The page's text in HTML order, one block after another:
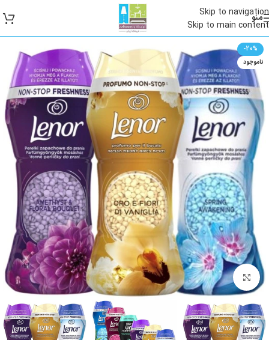
Skip to navigation
Skip to main content
منو
-20%
ناموجود
بزرگنمایی تصویر